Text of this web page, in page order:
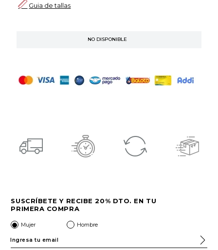
Guia de tallas
SUSCRÍBETE Y RECIBE 20% DTO. EN TU
PRIMERA COMPRA
Mujer Hombre